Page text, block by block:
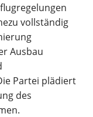
vollständig
Ausbau
Partei plädiert
des